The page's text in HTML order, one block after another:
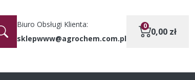
Biuro Obsługi Klienta:
sklepwww@agrochem.com.pl
0
0,00 zł